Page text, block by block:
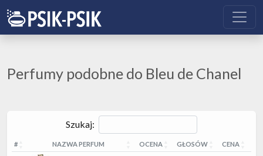
Perfumy podobne do Bleu de Chanel
Szukaj:
# NAZWA PERFUM OCENA GŁOSÓW
CENA